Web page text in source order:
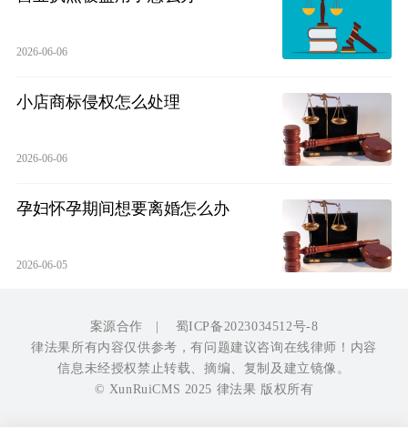
2026-06-06
小店商标侵权怎么处理
2026-06-06
孕妇怀孕期间想要离婚怎么办
2026-06-05
案源合作 | 蜀ICP备2023034512号-8
律法果所有内容仅供参考，有问题建议咨询在线律师！内容
信息未经授权禁止转载、摘编、复制及建立镜像。
© XunRuiCMS 2025 律法果 版权所有